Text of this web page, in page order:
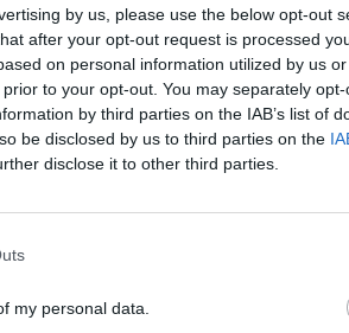
by us, please use the below opt-out
after your opt-out request is processed
on personal information utilized by us
to your opt-out. You may separately
by third parties on the IAB’s list of
be disclosed by us to third parties on the
disclose it to other third parties.
my personal data.
džiugina V. Strolios
Anykštėnas į pajėgiausiųjų
Hochfilcene ir
Hochfilcene, 12,5 km
iš Milano: įvertino žaidynių